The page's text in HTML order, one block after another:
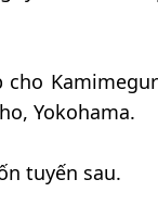
Yokohama.
tuyến sau.